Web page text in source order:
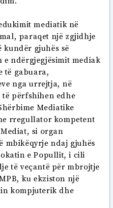
mediatik në
paraqet një zgjidhje
kundër gjuhës së
ndërgjegjësimit mediak
të gabuara,
nga urrejtja, në
përfshihen edhe
Mediatike
rregullator kompetent
si organ
mbikëqyrje ndaj gjuhës
e Popullit, i cili
të veçantë për mbrojtje
ku ekziston një
kompjuterik dhe